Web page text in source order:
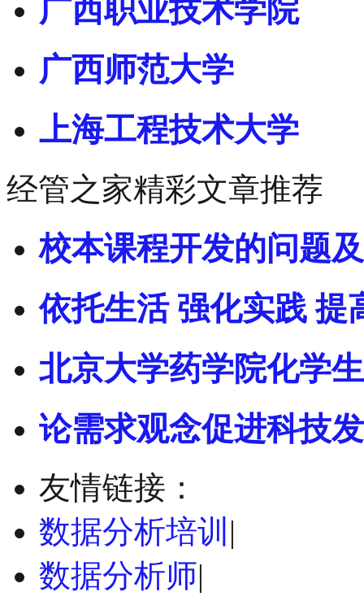
广西职业技术学院
广西师范大学
上海工程技术大学
经管之家精彩文章推荐
校本课程开发的问题
依托生活 强化实践 提
北京大学药学院化学
论需求观念促进科技
友情链接：
数据分析培训 |
数据分析师|